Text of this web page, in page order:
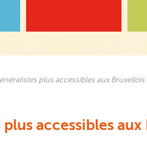
plus accessibles aux Bruxellois
accessibles